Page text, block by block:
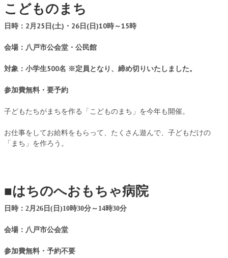
こどものまち
日時：2月25日(土)・26日(日)10時～15時
会場：八戸市公会堂・公民館
対象：小学生500名 ※定員となり、締め切りいたしました。
参加費無料・要予約
子どもたちがまちを作る「こどものまち」を今年も開催。
お仕事をしてお給料をもらって、たくさん遊んで、子どもだけの
「まち」を作ろう。
■はちのへおもちゃ病院
日時：2月26日(日)10時30分～14時30分
会場：八戸市公会堂
参加費無料・予約不要